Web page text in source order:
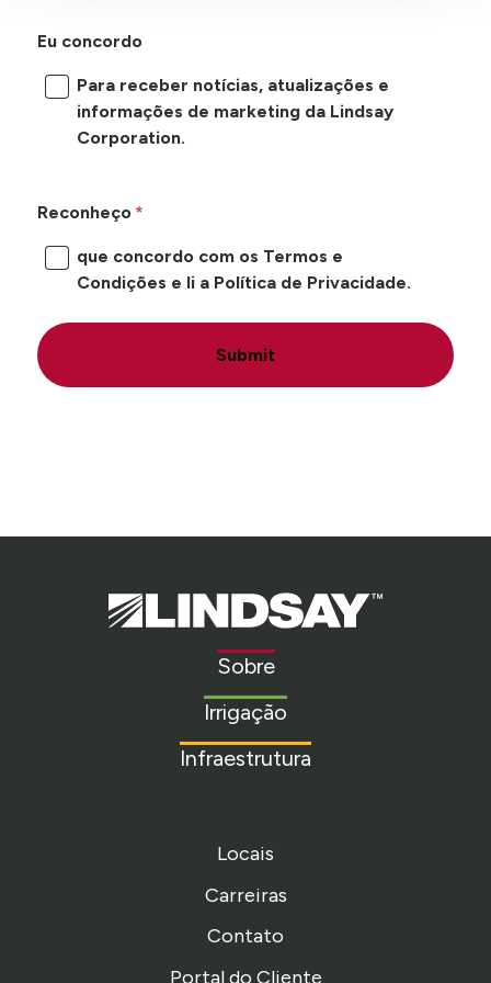
Eu concordo
Para receber notícias, atualizações e
informações de marketing da Lindsay
Corporation.
Reconheço
que concordo com os Termos e
Condições e li a Política de Privacidade.
Submit
Lindsay.
Link
Sobre
Irrigação
Infraestrutura
Locais
Carreiras
Contato
Portal do Cliente